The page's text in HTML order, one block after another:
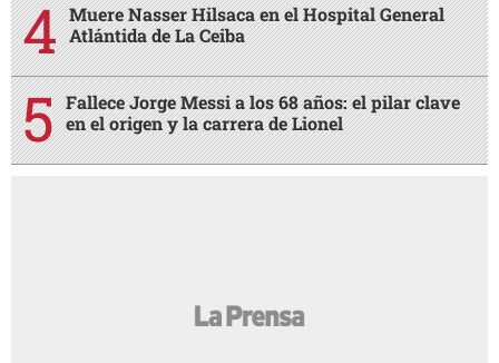
Muere Nasser Hilsaca en el Hospital General
Atlántida de La Ceiba
Fallece Jorge Messi a los 68 años: el pilar clave
en el origen y la carrera de Lionel